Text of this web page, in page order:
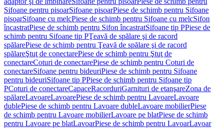
Sifoane pentru pisoarSifoane pisoarPiese de schimb pentru Sifoane
pisoarSifoane cu melcPiese de schimb pentru Sifoane cu melcSifon
încastratPiese de schimb pentru Sifon încastratSifoane tip PPiese de
schimb pentru Sifoane tip PŢeavă de spălare şi de racord
spălarePiese de schimb pentru Ţeavă de spălare şi de racord
spălareŞtuţ de conectarePiese de schimb pentru Ştuţ de
conectareCoturi de conectarePiese de schimb pentru Coturi de
conectareSifoane pentru bideuriPiese de schimb pentru Sifoane
pentru bideuriSifoane tip PPiese de schimb pentru Sifoane tip
PCoturi de conectareCapaceRacorduriGarnituri de etanşareZona de
spălareLavoareLavoarePiese de schimb pentru LavoareLavoare
dublePiese de schimb pentru Lavoare dubleLavoare mobilierPiese
de schimb pentru Lavoare mobilierLavoare pe blatPiese de schimb
pentru Lavoare pe blatLavoarPiese de schimb pentru LavoarLavoar